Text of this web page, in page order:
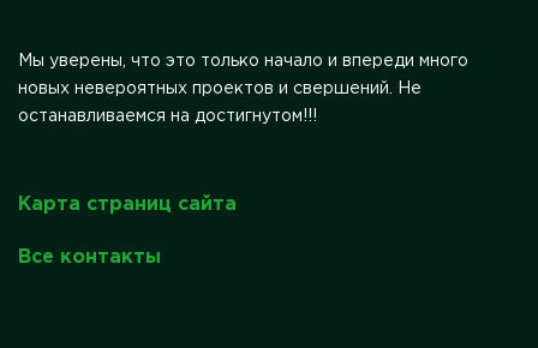
Карта страниц сайта
Все контакты
Мы уверены, что это только начало и впереди много
новых невероятных проектов и свершений. Не
останавливаемся на достигнутом!!!